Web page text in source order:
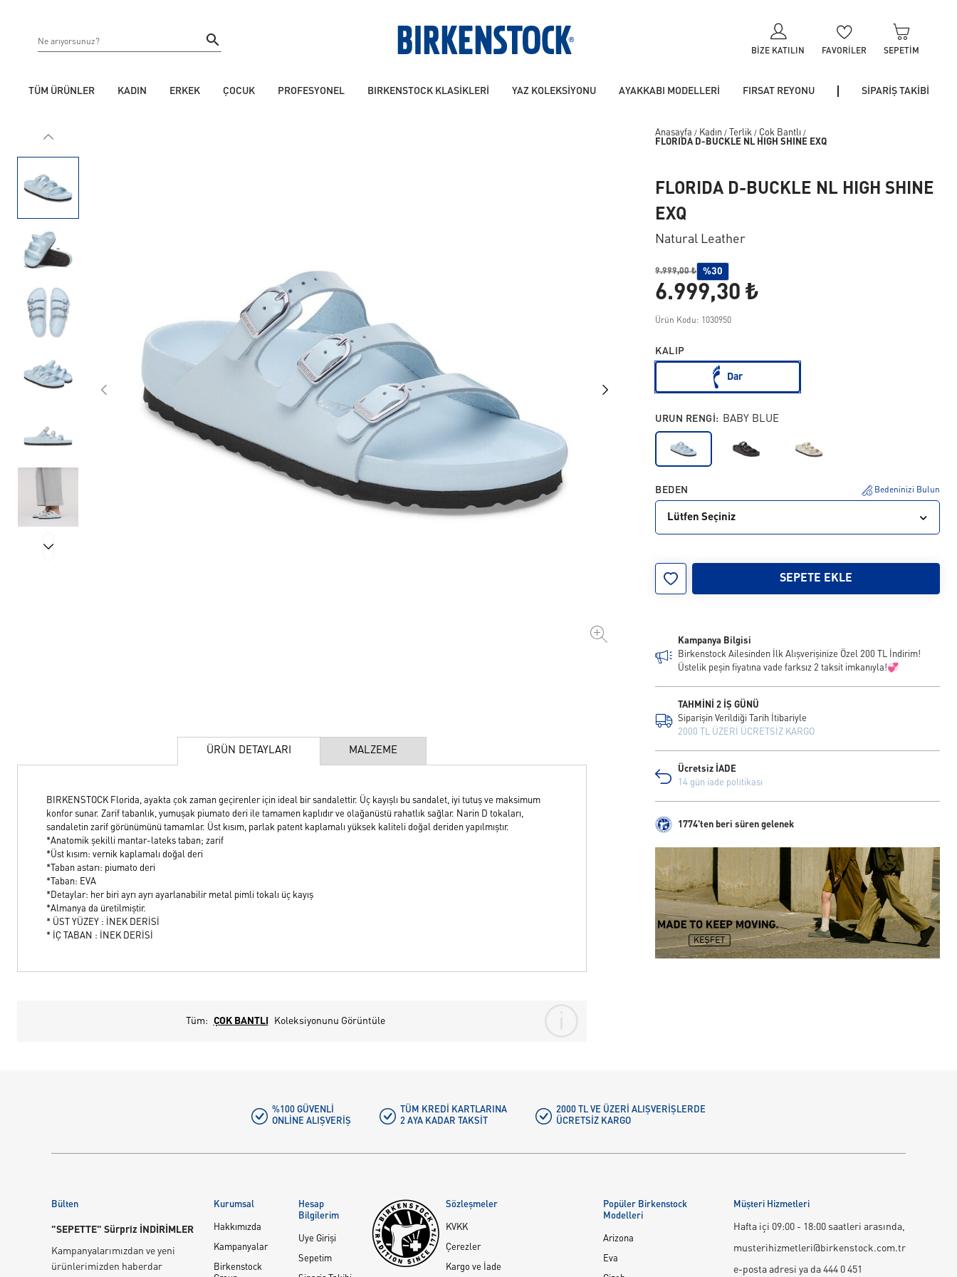
BIZE KATILIN FAVORILER SEPETIM
TÜM ÜRÜNLER KADIN ERKEK ÇOCUK PROFESYONEL BIRKENSTOCK KLASİKLERİ YAZ KOLEKSİYONU AYAKKABI MODELLERİ FIRSAT REYONU SİPARİŞ TAKİBİ
ÜRÜN DETAYLARI MALZEME
BIRKENSTOCK Florida, ayakta çok zaman geçirenler için ideal bir sandalettir. Üç kayışlı bu sandalet, iyi tutuş ve maksimum
konfor sunar. Zarif tabanlık, yumuşak piumato deri ile tamamen kaplıdır ve olağanüstü rahatlık sağlar. Narin D tokaları,
sandaletin zarif görünümünü tamamlar. Üst kısım, parlak patent kaplamalı yüksek kaliteli doğal deriden yapılmıştır.
*Anatomik şekilli mantar-lateks taban; zarif
*Üst kısım: vernik kaplamalı doğal deri
*Taban astarı: piumato deri
*Taban: EVA
*Detaylar: her biri ayrı ayrı ayarlanabilir metal pimli tokalı üç kayış
*Almanya da üretilmiştir.
* ÜST YÜZEY : İNEK DERİSİ
* İÇ TABAN : İNEK DERİSİ
Tüm: ÇOK BANTLI Koleksiyonunu Görüntüle
Anasayfa / Kadın / Terlik / Çok Bantlı /
FLORIDA D-BUCKLE NL HIGH SHINE EXQ
FLORIDA D-BUCKLE NL HIGH SHINE
EXQ
Natural Leather
9.999,00 ₺ %30
6.999,30 ₺
Ürün Kodu: 1030950
KALIP
Dar
URUN RENGI: BABY BLUE
BEDEN Bedeninizi Bulun
Lütfen Seçiniz
SEPETE EKLE
Kampanya Bilgisi
Birkenstock Ailesinden İlk Alışverişinize Özel 200 TL İndirim!
Üstelik peşin fiyatına vade farksız 2 taksit imkanıyla!💞
TAHMİNİ 2 İŞ GÜNÜ
Siparişin Verildiği Tarih İtibariyle
2000 TL ÜZERİ ÜCRETSİZ KARGO
Ücretsiz İADE
14 gün iade politikası
1774'ten beri süren gelenek
%100 GÜVENLI
ONLINE ALIŞVERIŞ
TÜM KREDI KARTLARINA
2 AYA KADAR TAKSIT
2000 TL VE ÜZERİ ALIŞVERİŞLERDE
ÜCRETSIZ KARGO
Bülten
"SEPETTE" Sürpriz İNDİRİMLER
Kampanyalarımızdan ve yeni
ürünlerimizden haberdar
Kurumsal
Hakkımızda
Kampanyalar
Birkenstock
Hesap
Bilgilerim
Üye Girişi
Sepetim
Sözleşmeler
KVKK
Çerezler
Kargo ve İade
Popüler Birkenstock
Modelleri
Arizona
Eva
Müşteri Hizmetleri
Hafta içi 09:00 - 18:00 saatleri arasında,
musterihizmetleri@birkenstock.com.tr
e-posta adresi ya da 444 0 451